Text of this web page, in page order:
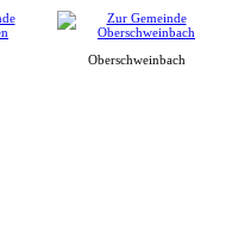
Oberschweinbach